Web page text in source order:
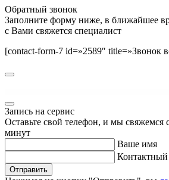
Обратный звонок
Заполните форму ниже, в ближайшее
с Вами свяжется специалист
[contact-form-7 id=»2589″
Запись на сервис
Оставьте свой телефон, и мы свяжемся
минут
Ваше имя